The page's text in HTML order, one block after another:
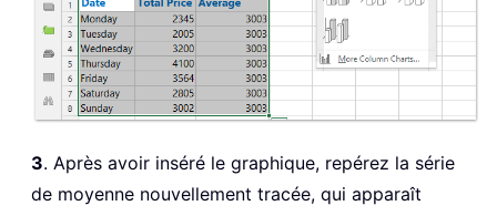
3. Après avoir inséré le graphique, repérez la série
de moyenne nouvellement tracée, qui apparaît